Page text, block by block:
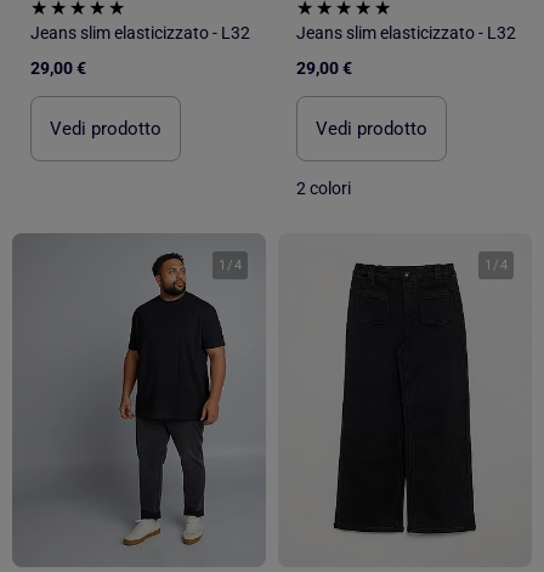
Jeans slim elasticizzato - L32
29,00 €
Vedi prodotto
Jeans slim elasticizzato - L32
29,00 €
Vedi prodotto
2 colori
1 /4 1 /4